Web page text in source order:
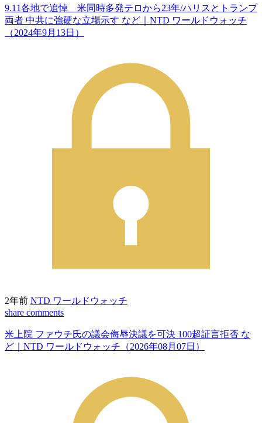
9.11各地で追悼 米同時多発テロから23年/ハリスとトランプ
両者 中共に強硬な立場示す など｜NTD ワールドウォッチ
（2024年9月13日）
2年前 NTD ワールドウォッチ
share comments
米上院 ファウチ氏の議会侮辱決議を可決 100超証言拒否 な
ど｜NTD ワールドウォッチ（2026年08月07日）